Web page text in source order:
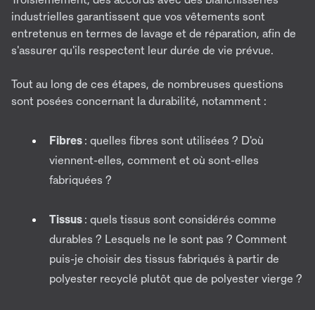
industrielles garantissent que vos vêtements sont
entretenus en termes de lavage et de réparation, afin de
s'assurer qu'ils respectent leur durée de vie prévue.
Tout au long de ces étapes, de nombreuses questions
sont posées concernant la durabilité, notamment :
Fibres : quelles fibres sont utilisées ? D'où
viennent-elles, comment et où sont-elles
fabriquées ?
Tissus : quels tissus sont considérés comme
durables ? Lesquels ne le sont pas ? Comment
puis-je choisir des tissus fabriqués à partir de
polyester recyclé plutôt que de polyester vierge ?